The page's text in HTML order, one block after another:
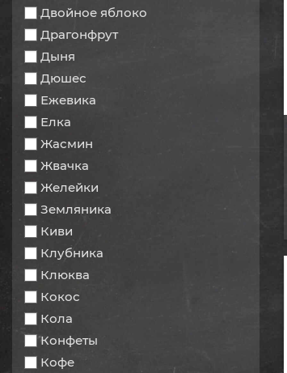
Двойное яблоко
Драгонфрут
Дыня
Дюшес
Ежевика
Елка
Жасмин
Жвачка
Желейки
Земляника
Киви
Клубника
Клюква
Кокос
Кола
Конфеты
Кофе